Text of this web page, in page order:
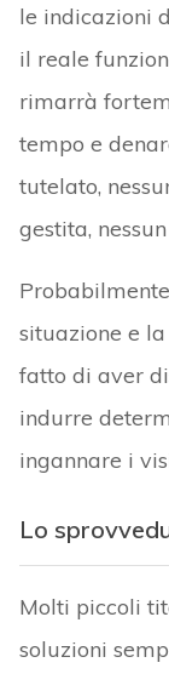
le indicazioni
il reale
rimarrà
tempo e
tutelato,
gestita,
situazione e
fatto di aver
indurre
ingannare i
Lo
Molti piccoli
soluzioni